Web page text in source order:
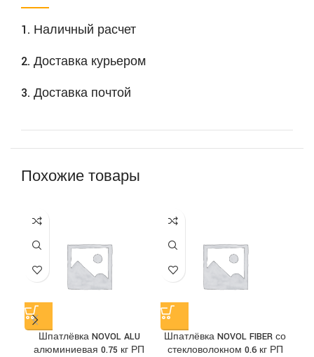
1. Наличный расчет
2. Доставка курьером
3. Доставка почтой
Похожие товары
Шпатлёвка NOVOL ALU
алюминиевая 0.75 кг РП
Шпатлёвка NOVOL FIBER со
стекловолокном 0.6 кг РП